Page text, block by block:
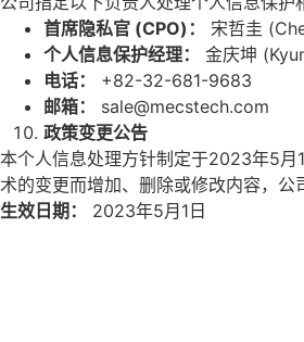
首席隐私官 (CPO)：
宋哲圭
个人信息保护经理：
金庆坤
电话：
+82-32-681-9683
邮箱：
sale@mecstech.com
政策变更公告
本个人信息处理方针制定于2023年5月
术的变更而增加、删除或修改内容，公
生效日期：
2023年5月1日